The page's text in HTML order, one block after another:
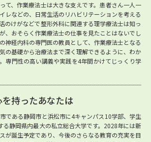
て、作業療法士は大きな支えです。患者さん一人一
レなどの、日常生活のリハビリテーションを考える
のけがなどで整形外科に関連する理学療法士は知っ
、おそらく作業療法士の仕事を見たことはないでし
神経内科の専門医の教員として、作業療法士となる
の基礎から治療法まで深く理解できるように、わか
専門性の高い講義や実践を4年間かけてじっくり学
持ったあなたは
である静岡市と浜松市に4キャンパス10学部、学生
る静岡県内最大の私立総合大学です。2028年には新
が誕生予定であり、今後のさらなる教育の充実を目